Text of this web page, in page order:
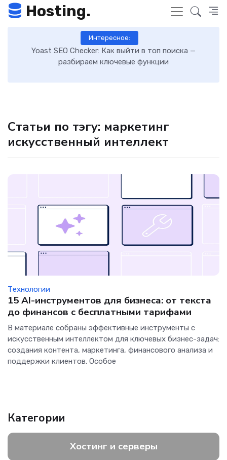
Hosting.
Интересное:
Yoast SEO Checker: Как выйти в топ поиска —
разбираем ключевые функции
Статьи по тэгу: маркетинг
искусственный интеллект
Технологии
15 AI-инструментов для бизнеса: от текста
до финансов с бесплатными тарифами
В материале собраны эффективные инструменты с
искусственным интеллектом для ключевых бизнес-задач:
создания контента, маркетинга, финансового анализа и
поддержки клиентов. Особое
Категории
Хостинг и серверы